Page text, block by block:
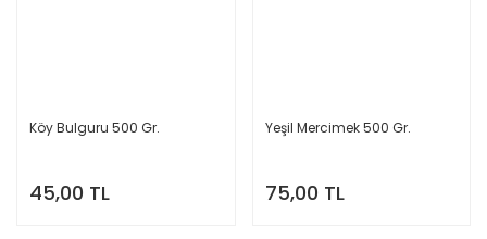
Köy Bulguru 500 Gr.
45,00 TL
Yeşil Mercimek 500 Gr.
75,00 TL